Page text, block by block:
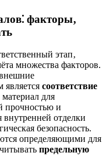
факторы‚
этап‚
множества факторов.
соответствие
для
прочностью и
внутренней отделки
безопасность.
определяющими для
предельную